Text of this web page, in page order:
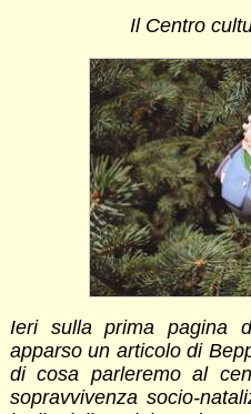
Il Centro
Ieri sulla prima pagina
apparso un articolo di
di cosa parleremo al
sopravvivenza socio-